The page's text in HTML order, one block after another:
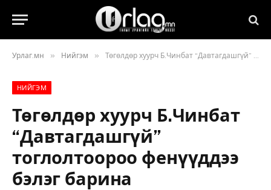
Урлаг.мн » Нийгэм » Төгөлдөр хуурч Б.Чинбат “Давтагдашгүй” тоглолтоороо фенүүддээ бэлэг барина
НИЙГЭМ
Төгөлдөр хуурч Б.Чинбат
“Давтагдашгүй”
тоглолтоороо фенүүддээ
бэлэг барина